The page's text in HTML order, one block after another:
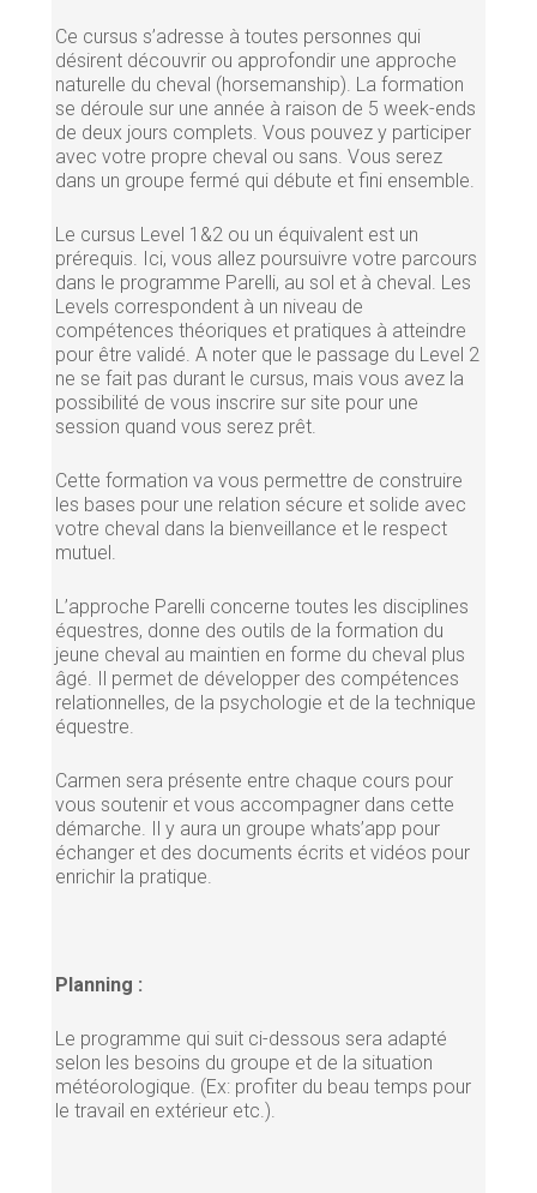
Ce cursus s’adresse à toutes personnes qui
désirent découvrir ou approfondir une approche
naturelle du cheval (horsemanship). La formation
se déroule sur une année à raison de 5 week-ends
de deux jours complets. Vous pouvez y participer
avec votre propre cheval ou sans. Vous serez
dans un groupe fermé qui débute et fini ensemble.
Le cursus Level 1&2 ou un équivalent est un
prérequis. Ici, vous allez poursuivre votre parcours
dans le programme Parelli, au sol et à cheval. Les
Levels correspondent à un niveau de
compétences théoriques et pratiques à atteindre
pour être validé. A noter que le passage du Level 2
ne se fait pas durant le cursus, mais vous avez la
possibilité de vous inscrire sur site pour une
session quand vous serez prêt.
Cette formation va vous permettre de construire
les bases pour une relation sécure et solide avec
votre cheval dans la bienveillance et le respect
mutuel.
L’approche Parelli concerne toutes les disciplines
équestres, donne des outils de la formation du
jeune cheval au maintien en forme du cheval plus
âgé. Il permet de développer des compétences
relationnelles, de la psychologie et de la technique
équestre.
Carmen sera présente entre chaque cours pour
vous soutenir et vous accompagner dans cette
démarche. Il y aura un groupe whats’app pour
échanger et des documents écrits et vidéos pour
enrichir la pratique.
Planning :
Le programme qui suit ci-dessous sera adapté
selon les besoins du groupe et de la situation
météorologique. (Ex: profiter du beau temps pour
le travail en extérieur etc.).